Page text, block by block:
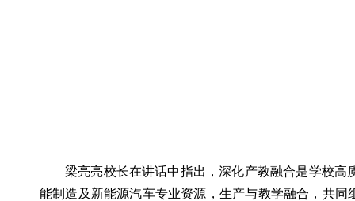
梁亮亮校长在讲话中指出，深化产教融合是学校
能制造及新能源汽车专业资源，生产与教学融合，共